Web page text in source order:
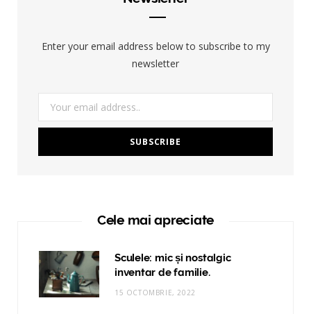
Enter your email address below to subscribe to my
newsletter
Cele mai apreciate
Sculele: mic și nostalgic
inventar de familie.
15 OCTOMBRIE, 2022